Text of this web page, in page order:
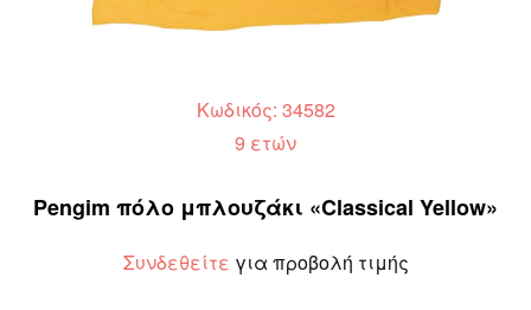
Κωδικός: 34582
9 ετών
Pengim πόλο μπλουζάκι «Classical Yellow»
Συνδεθείτε για προβολή τιμής